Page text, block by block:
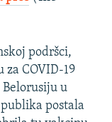
podršci,
COVID-19
u
postala